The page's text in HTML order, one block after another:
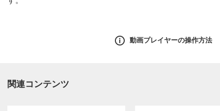
動画プレイヤーの操作方法
関連コンテンツ